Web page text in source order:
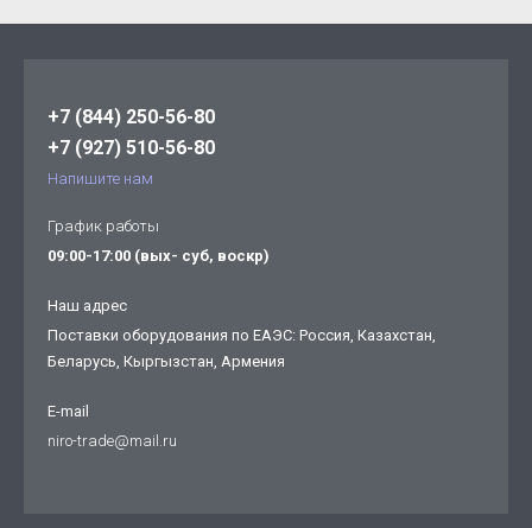
+7 (844) 250-56-80
+7 (927) 510-56-80
Напишите нам
График работы
09:00-17:00 (вых- суб, воскр)
Наш адрес
Поставки оборудования по ЕАЭС: Россия, Казахстан,
Беларусь, Кыргызстан, Армения
E-mail
niro-trade@mail.ru